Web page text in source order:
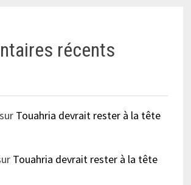
récents
sur Touahria devrait rester à la tête
Touahria devrait rester à la tête